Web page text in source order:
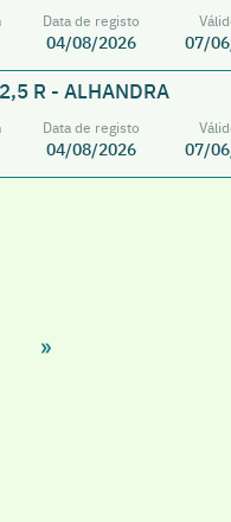
Data de registo
04/08/2026 07/
R - ALHANDRA
Data de registo
04/08/2026 07/
»